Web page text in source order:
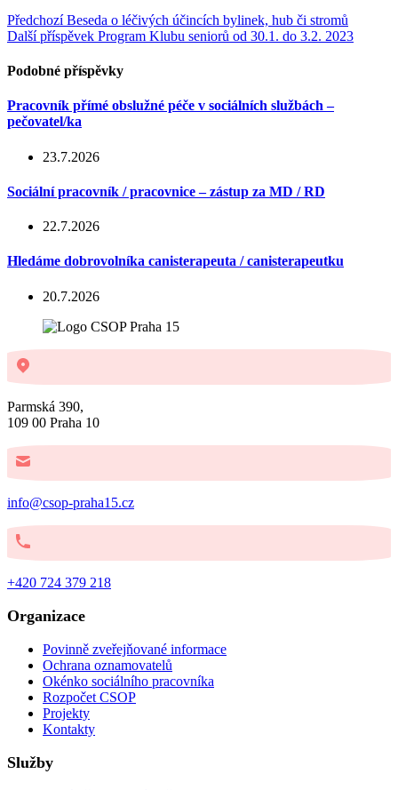
PředchozíBeseda o léčivých účincích bylinek, hub či stromů
Další příspěvek Program Klubu seniorů od 30.1. do 3.2. 2023
Podobné příspěvky
Pracovník přímé obslužné péče v sociálních službách –
pečovatel/ka
23.7.2026
Sociální pracovník / pracovnice – zástup za MD / RD
22.7.2026
Hledáme dobrovolníka canisterapeuta / canisterapeutku
20.7.2026
Parmská 390,
109 00 Praha 10
info@csop-praha15.cz
+420 724 379 218
Organizace
Povinně zveřejňované informace
Ochrana oznamovatelů
Okénko sociálního pracovníka
Rozpočet CSOP
Projekty
Kontakty
Služby